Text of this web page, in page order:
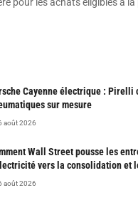
Cayenne électrique : Pirelli
sur mesure
août 2026
Wall Street pousse les
vers la consolidation et
août 2026